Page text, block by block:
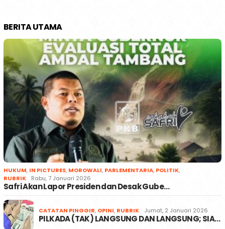
BERITA UTAMA
HUKUM, IN PICTURES, MOROWALI, PARLEMENTARIA, POLITIK,
RUBRIK
Rabu, 7 Januari 2026
Safri Akan Lapor Presiden dan Desak Gube…
CATATAN PINGGIR, OPINI, RUBRIK Jumat, 2 Januari 2026
PILKADA (TAK) LANGSUNG DAN LANGSUNG; SIA…